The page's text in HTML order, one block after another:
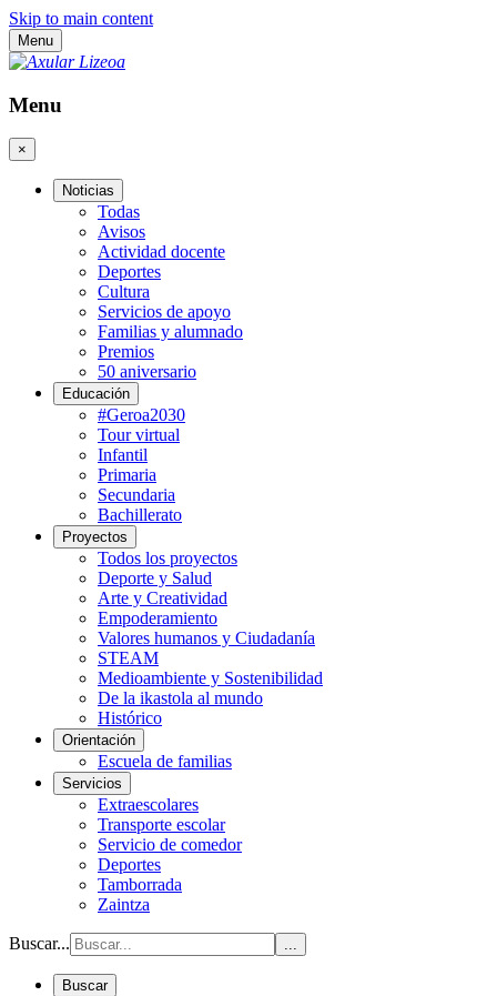
Skip to main content
Menu
Menu
×
Noticias
Todas
Avisos
Actividad docente
Deportes
Cultura
Servicios de apoyo
Familias y alumnado
Premios
50 aniversario
Educación
#Geroa2030
Tour virtual
Infantil
Primaria
Secundaria
Bachillerato
Proyectos
Todos los proyectos
Deporte y Salud
Arte y Creatividad
Empoderamiento
Valores humanos y Ciudadanía
STEAM
Medioambiente y Sostenibilidad
De la ikastola al mundo
Histórico
Orientación
Escuela de familias
Servicios
Extraescolares
Transporte escolar
Servicio de comedor
Deportes
Tamborrada
Zaintza
Buscar... ...
Buscar